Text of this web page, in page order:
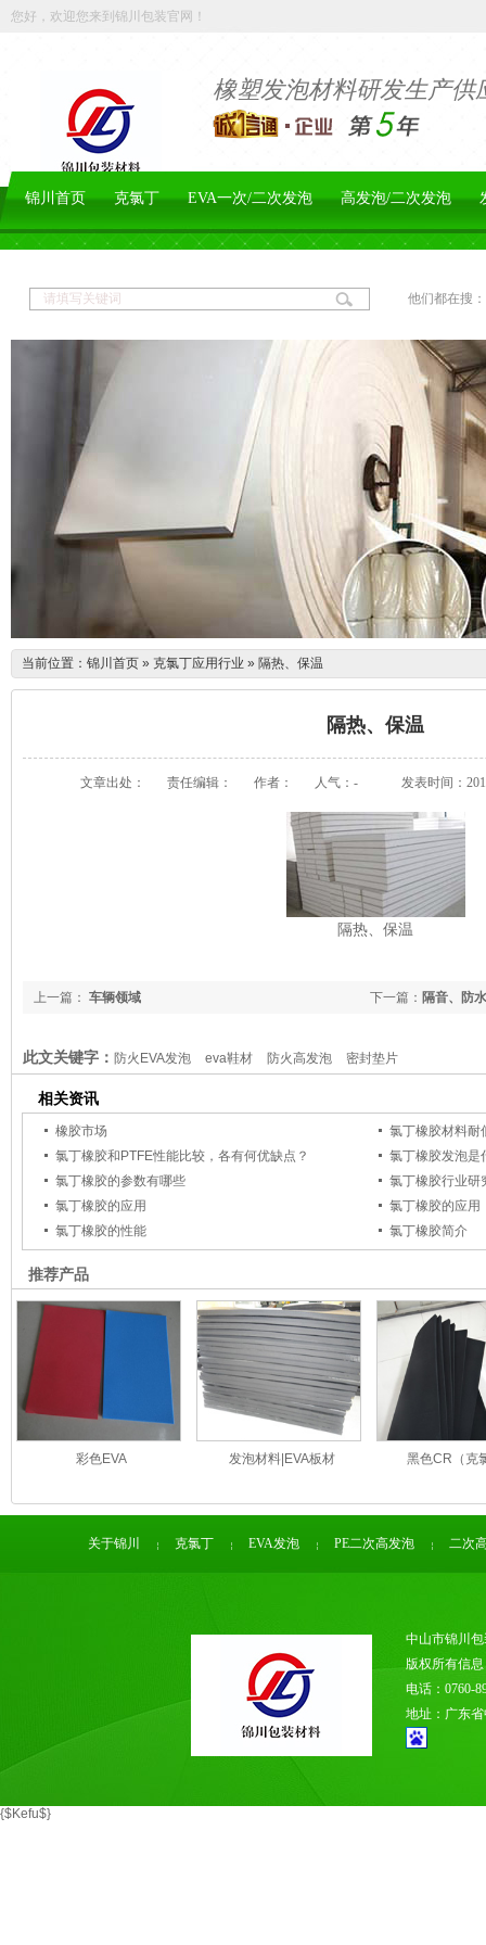
您好，欢迎您来到锦川包装官网！
橡塑发泡材料研发生产供
锦川首页 克氯丁 EVA一次/二次发泡 高发泡/二次发泡
他们都在搜：
当前位置： 锦川首页 » 克氯丁应用行业 » 隔热、保温
隔热、保温
文章出处： 责任编辑： 作者： 人气：- 发表时间：
隔热、保温
下一篇： 隔音、防水
上一篇： 车辆领域
此文关键字： 防火EVA发泡 eva鞋材 防火高发泡 密封垫片
相关资讯
橡胶市场
氯丁橡胶材料耐
氯丁橡胶和PTFE性能比较，各有何优缺点？
氯丁橡胶发泡是
氯丁橡胶的参数有哪些
氯丁橡胶行业研
氯丁橡胶的应用
氯丁橡胶的应用
氯丁橡胶的性能
氯丁橡胶简介
推荐产品
彩色EVA 发泡材料|EVA板材 黑色CR（克
关于锦川 克氯丁 EVA发泡 PE二次高发泡 二次
中山市锦川
版权所有信息
电话：0760-
地址：广东
{$Kefu$}